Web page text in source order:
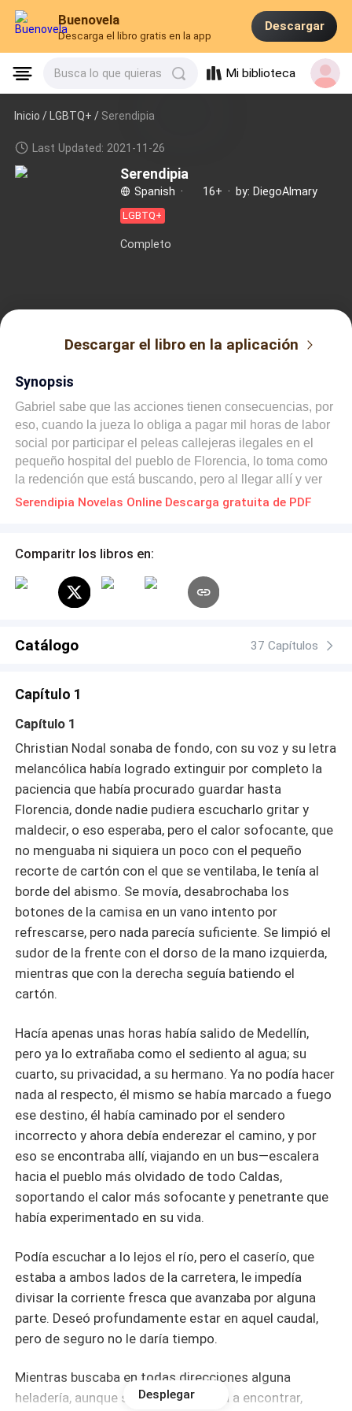
Buenovela
Descarga el libro gratis en la app
Descargar
Busca lo que quieras Mi biblioteca
Inicio /LGBTQ+ / Serendipia
Last Updated: 2021-11-26
Serendipia
Spanish · 16+ · by: DiegoAlmary
LGBTQ+
Completo
Descargar el libro en la aplicación
Synopsis
Gabriel sabe que las acciones tienen consecuencias, por
eso, cuando la jueza lo obliga a pagar mil horas de labor
social por participar el peleas callejeras ilegales en el
pequeño hospital del pueblo de Florencia, lo toma como
la redención que está buscando, pero al llegar allí y ver
que el pueblo está subyugado por el poder de un
verdadero amor, el deseo y la pasión, en los brazos de
buscar no es el mismo que le tendrá preparado la vida.
Serendipia Novelas Online Descarga gratuita de PDF
Comparitr los libros en:
Catálogo 37 Capítulos
Capítulo 1
Capítulo 1
Christian Nodal sonaba de fondo, con su voz y su letra
melancólica había logrado extinguir por completo la
paciencia que había procurado guardar hasta
Florencia, donde nadie pudiera escucharlo gritar y
maldecir, o eso esperaba, pero el calor sofocante, que
no menguaba ni siquiera un poco con el pequeño
recorte de cartón con el que se ventilaba, le tenía al
borde del abismo. Se movía, desabrochaba los
botones de la camisa en un vano intento por
refrescarse, pero nada parecía suficiente. Se limpió el
sudor de la frente con el dorso de la mano izquierda,
mientras que con la derecha seguía batiendo el
cartón.
Hacía apenas unas horas había salido de Medellín,
pero ya lo extrañaba como el sediento al agua; su
cuarto, su privacidad, a su hermano. Ya no podía hacer
nada al respecto, él mismo se había marcado a fuego
ese destino, él había caminado por el sendero
incorrecto y ahora debía enderezar el camino, y por
eso se encontraba allí, viajando en un bus—escalera
hacia el pueblo más olvidado de todo Caldas,
soportando el calor más sofocante y penetrante que
había experimentado en su vida.
Podía escuchar a lo lejos el río, pero el caserío, que
estaba a ambos lados de la carretera, le impedía
divisar la corriente fresca que avanzaba por alguna
parte. Deseó profundamente estar en aquel caudal,
pero de seguro no le daría tiempo.
Mientras buscaba en todas direcciones alguna
heladería, aunque sabía que no la iba a encontrar,
Desplegar